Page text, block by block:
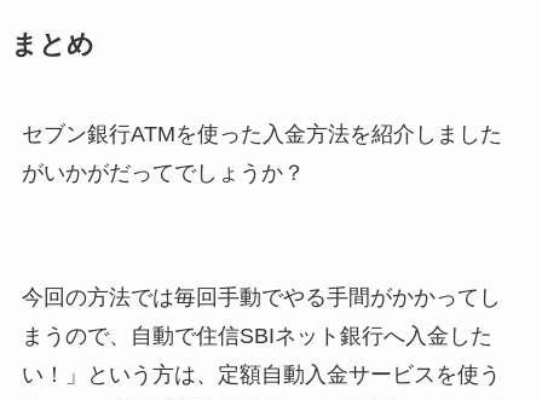
まとめ
セブン銀行ATMを使った入金方法を紹介しました
がいかがだってでしょうか？
今回の方法では毎回手動でやる手間がかかってし
まうので、自動で住信SBIネット銀行へ入金した
い！」という方は、定額自動入金サービスを使う